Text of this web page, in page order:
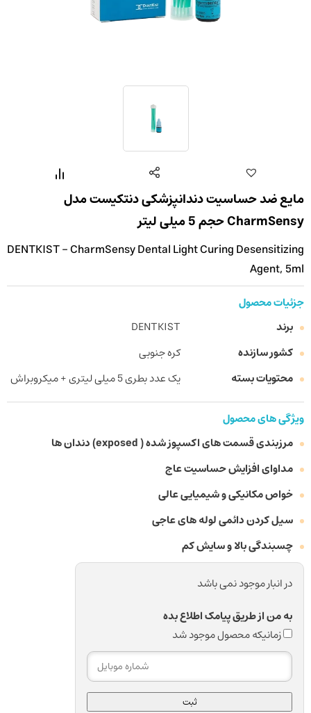
مایع ضد حساسیت دندانپزشکی دنتکیست مدل
CharmSensy حجم 5 میلی لیتر
DENTKIST - CharmSensy Dental Light Curing Desensitizing
Agent, 5ml
جزئیات محصول
برند
DENTKIST
کشور سازنده
کره جنوبی
محتویات بسته
یک عدد بطری 5 میلی لیتری + میکروبراش
ویژگی های محصول
مرزبندی قسمت های اکسپوز شده ( exposed) دندان ها
مداوای افزایش حساسیت عاج
خواص مکانیکی و شیمیایی عالی
سیل کردن دائمی لوله های عاجی
چسبندگی بالا و سایش کم
در انبار موجود نمی باشد
به من از طریق پیامک اطلاع بده
زمانیکه محصول موجود شد
ثبت